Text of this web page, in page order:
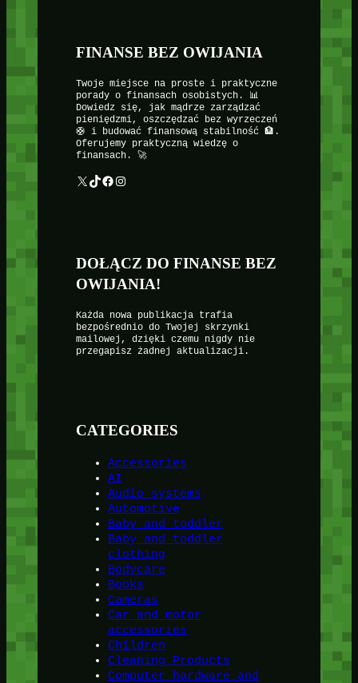
FINANSE BEZ OWIJANIA
Twoje miejsce na proste i praktyczne
porady o finansach osobistych. 📊
Dowiedz się, jak mądrze zarządzać
pieniędzmi, oszczędzać bez wyrzeczeń
🛟 i budować finansową stabilność 🏦.
Oferujemy praktyczną wiedzę o
finansach. 🚀
X TikTok Facebook Instagram
DOŁĄCZ DO FINANSE BEZ
OWIJANIA!
Każda nowa publikacja trafia
bezpośrednio do Twojej skrzynki
mailowej, dzięki czemu nigdy nie
przegapisz żadnej aktualizacji.
CATEGORIES
Accessories
AI
Audio systems
Automotive
Baby and toddler
Baby and toddler
clothing
Bodycare
Books
Cameras
Car and motor
accessories
Children
Cleaning Products
Computer hardware and